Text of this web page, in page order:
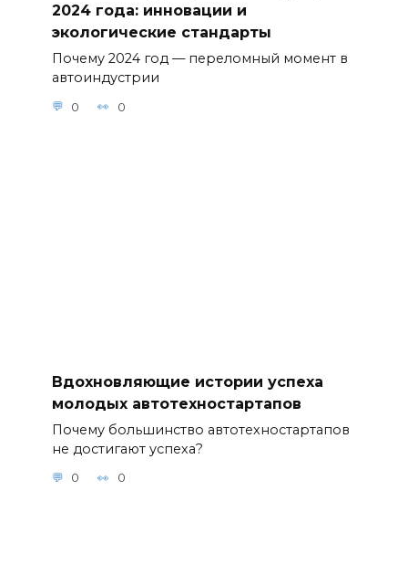
2024 года: инновации и
экологические стандарты
Почему 2024 год — переломный момент в
автоиндустрии
0 0
Вдохновляющие истории успеха
молодых автотехностартапов
Почему большинство автотехностартапов
не достигают успеха?
0 0